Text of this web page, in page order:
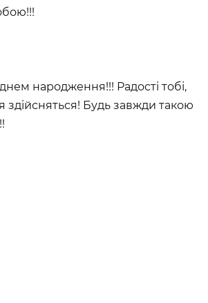
народження!!! Радості тобі,
здійсняться! Будь завжди такою